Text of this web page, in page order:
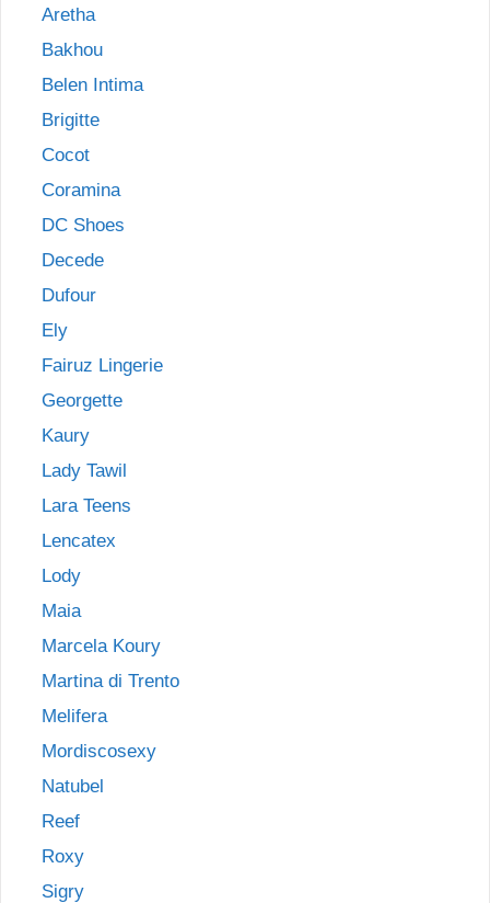
Aretha
Bakhou
Belen Intima
Brigitte
Cocot
Coramina
DC Shoes
Decede
Dufour
Ely
Fairuz Lingerie
Georgette
Kaury
Lady Tawil
Lara Teens
Lencatex
Lody
Maia
Marcela Koury
Martina di Trento
Melifera
Mordiscosexy
Natubel
Reef
Roxy
Sigry